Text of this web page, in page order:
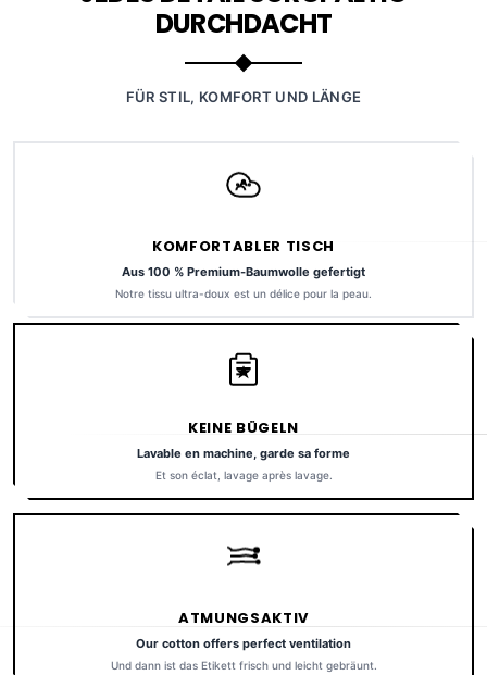
DURCHDACHT
FÜR STIL, KOMFORT UND LÄNGE
KOMFORTABLER TISCH
Aus 100 % Premium-Baumwolle gefertigt
KEINE BÜGELN
Lavable en machine, garde sa forme
Et son éclat, lavage après lavage.
ATMUNGSAKTIV
Our cotton offers perfect ventilation
Und dann ist das Etikett frisch und leicht gebräunt.